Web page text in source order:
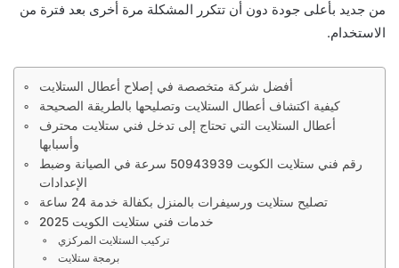
من جديد بأعلى جودة دون أن تتكرر المشكلة مرة أخرى بعد فترة من
الاستخدام.
كيفية اكتشاف أعطال الستلايت وتصليحها بالطريقة الصحيحة
أعطال الستلايت التي تحتاج إلى تدخل فني ستلايت محترف
وأسبابها
رقم فني ستلايت الكويت 50943939 سرعة في الصيانة وضبط
الإعدادات
تصليح ستلايت ورسيفرات بالمنزل بكفالة خدمة 24 ساعة
خدمات فني ستلايت الكويت 2025
تركيب الستلايت المركزي
برمجة ستلايت